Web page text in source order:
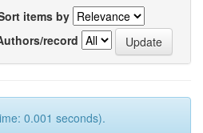
items by
record
0.001 seconds).